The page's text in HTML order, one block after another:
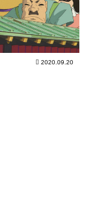
2020.09.20